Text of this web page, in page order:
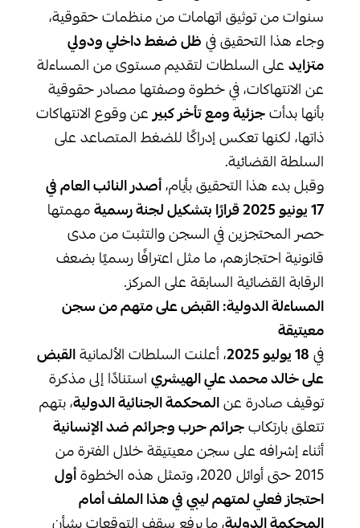
سنوات من توثيق اتهامات من منظمات حقوقية،
وجاء هذا التحقيق في ظل ضغط داخلي ودولي
متزايدعلى السلطات لتقديم مستوى من المساءلة
عن الانتهاكات، في خطوة وصفتها مصادر حقوقية
بأنها بدأتجزئية ومع تأخر كبيرعن وقوع الانتهاكات
ذاتها، لكنها تعكس إدراكًا للضغط المتصاعد على
السلطة القضائية.
وقبل بدء هذا التحقيق بأيام،أصدر النائب العام في
17 يونيو 2025 قرارًا بتشكيل لجنة رسمية
مهمتها
حصر المحتجزين في السجن والتثبت من مدى
قانونية احتجازهم، ما مثل اعترافًا رسميًا بضعف
الرقابة القضائية السابقة على المركز.
المساءلة الدولية: القبض على متهم من سجن
معيتيقة
في 18يوليو 2025 ، أعلنت السلطات الألمانيةالقبض
على خالد محمد علي الهيشرياستنادًا إلى مذكرة
توقيف صادرة عنالمحكمة الجنائية الدولية، بتهم
تتعلق بارتكابجرائم حرب وجرائم ضد الإنسانية
أثناء إشرافه على سجن معيتيقة خلال الفترة من
2015 حتى أوائل 2020، وتمثل هذه الخطوة
أول
احتجاز فعلي لمتهم ليبي في هذا الملف أمام